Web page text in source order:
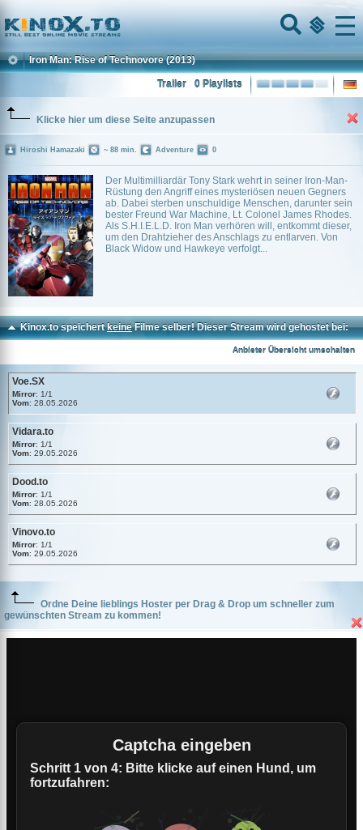
Home
Menu
Iron Man: Rise of Technovore (2013)
0 Playlists
Trailer
Klicke hier um diese Seite anzupassen
Der Multimilliardär Tony Stark wehrt in seiner Iron-Man-
Rüstung den Angriff eines mysteriösen neuen Gegners
ab. Dabei sterben unschuldige Menschen, darunter sein
bester Freund War Machine, Lt. Colonel James Rhodes.
Als S.H.I.E.L.D. Iron Man verhören will, entkommt dieser,
um den Drahtzieher des Anschlags zu entlarven. Von
Black Widow und Hawkeye verfolgt...
Hiroshi Hamazaki ~ 88 min. Adventure 0
Kinox.to speichertkeineFilme selber! Dieser Stream wird gehostet bei:
Anbieter Übersicht umschalten
Voe.SX
Mirror: 1/1
Vom: 28.05.2026
Vidara.to
Mirror: 1/1
Vom: 29.05.2026
Dood.to
Mirror: 1/1
Vom: 28.05.2026
Vinovo.to
Mirror: 1/1
Vom: 29.05.2026
Ordne Deine lieblings Hoster per Drag & Drop um schneller zum
gewünschten Stream zu kommen!